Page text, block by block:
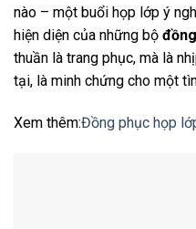
nào – một buổi họp lớp ý
hiện diện của những bộ
thuần là trang phục, mà là
tại, là minh chứng cho một
Xem thêm:Đồng phục họp